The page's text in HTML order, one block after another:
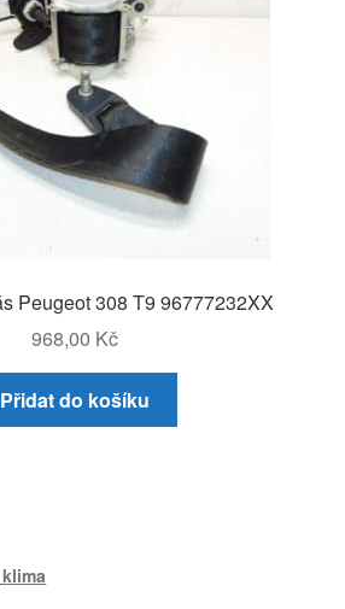
Peugeot 308 T9 96777232XX
968,00 Kč
Přidat do košíku